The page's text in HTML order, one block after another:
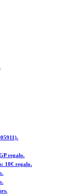
regalo.
10€ regalo.